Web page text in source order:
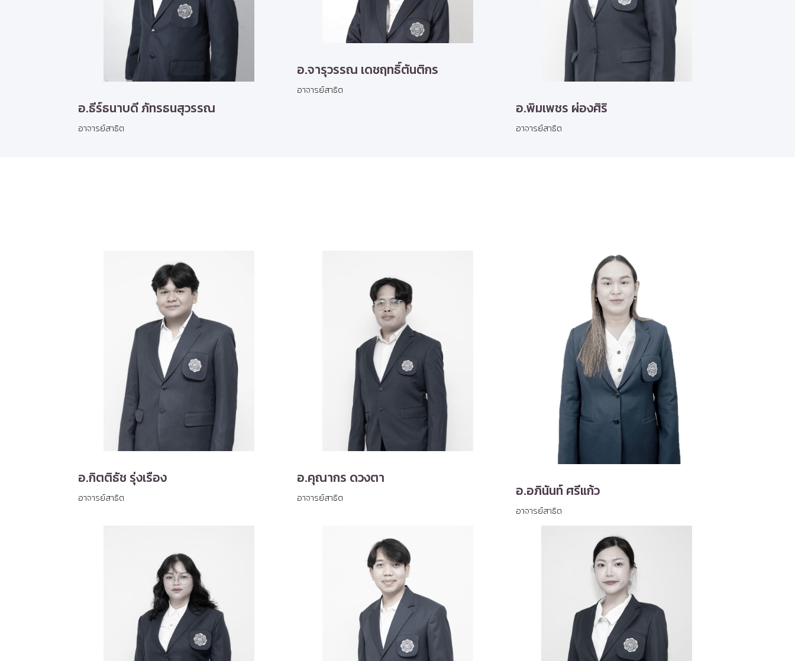
อ.ธีร์ธนาบดี ภัทรธนสุวรรณ
อาจารย์สาธิต
อ.จารุวรรณ เดชฤทธิ์ตันติกร
อาจารย์สาธิต
อ.พิมเพชร ผ่องศิริ
อาจารย์สาธิต
อ.กิตติธัช รุ่งเรือง
อาจารย์สาธิต
อ.คุณากร ดวงตา
อาจารย์สาธิต อ.อภินันท์ ศรีแก้ว
อาจารย์สาธิต